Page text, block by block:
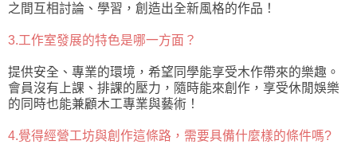
之間互相討論、學習，創造出全新風格的作品！
3.工作室發展的特色是哪一方面？
提供安全、專業的環境，希望同學能享受木作帶來的樂趣。
會員沒有上課、排課的壓力，隨時能來創作，享受休閒娛樂
的同時也能兼顧木工專業與藝術！
4.覺得經營工坊與創作這條路，需要具備什麼樣的條件嗎?